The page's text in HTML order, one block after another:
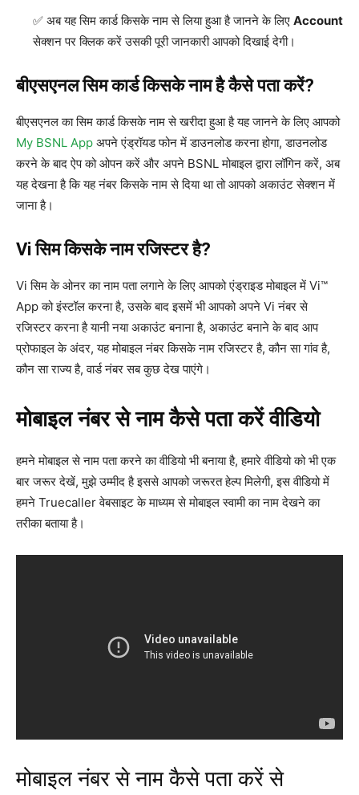
अब यह सिम कार्ड किसके नाम से लिया हुआ है जानने के लिए Account
सेक्शन पर क्लिक करें उसकी पूरी जानकारी आपको दिखाई देगी।
बीएसएनल सिम कार्ड किसके नाम है कैसे पता करें?
बीएसएनल का सिम कार्ड किसके नाम से खरीदा हुआ है यह जानने के लिए आपको
My BSNL App अपने एंड्रॉयड फोन में डाउनलोड करना होगा, डाउनलोड
करने के बाद ऐप को ओपन करें और अपने BSNL मोबाइल द्वारा लॉगिन करें, अब
यह देखना है कि यह नंबर किसके नाम से दिया था तो आपको अकाउंट सेक्शन में
जाना है।
Vi सिम किसके नाम रजिस्टर है?
Vi सिम के ओनर का नाम पता लगाने के लिए आपको एंड्राइड मोबाइल में Vi™
App को इंस्टॉल करना है, उसके बाद इसमें भी आपको अपने Vi नंबर से
रजिस्टर करना है यानी नया अकाउंट बनाना है, अकाउंट बनाने के बाद आप
प्रोफाइल के अंदर, यह मोबाइल नंबर किसके नाम रजिस्टर है, कौन सा गांव है,
कौन सा राज्य है, वार्ड नंबर सब कुछ देख पाएंगे।
मोबाइल नंबर से नाम कैसे पता करें वीडियो
हमने मोबाइल से नाम पता करने का वीडियो भी बनाया है, हमारे वीडियो को भी एक
बार जरूर देखें, मुझे उम्मीद है इससे आपको जरूरत हेल्प मिलेगी, इस वीडियो में
हमने Truecaller वेबसाइट के माध्यम से मोबाइल स्वामी का नाम देखने का
तरीका बताया है।
मोबाइल नंबर से नाम कैसे पता करें से